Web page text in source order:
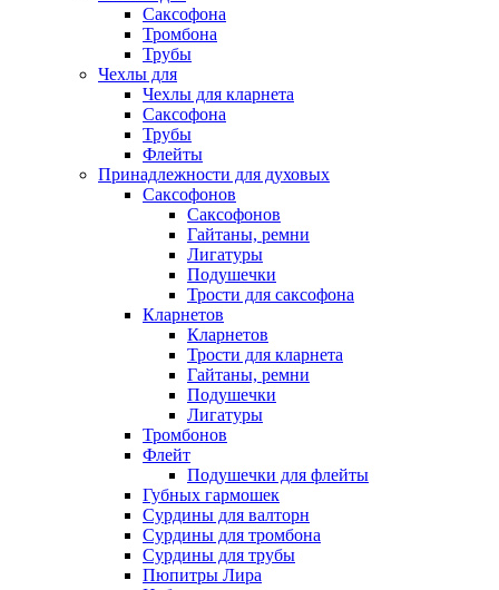
Саксофона
Тромбона
Трубы
Чехлы для
Чехлы для кларнета
Саксофона
Трубы
Флейты
Принадлежности для духовых
Саксофонов
Саксофонов
Гайтаны, ремни
Лигатуры
Подушечки
Трости для саксофона
Кларнетов
Кларнетов
Трости для кларнета
Гайтаны, ремни
Подушечки
Лигатуры
Тромбонов
Флейт
Подушечки для флейты
Губных гармошек
Сурдины для валторн
Сурдины для тромбона
Сурдины для трубы
Пюпитры Лира